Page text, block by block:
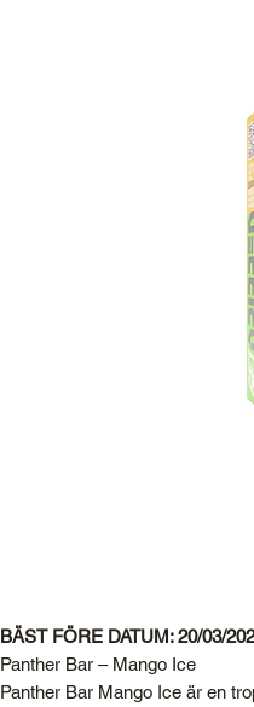
BÄST FÖRE DATUM: 20/03/
Panther Bar – Mango Ice
Panther Bar Mango Ice är en